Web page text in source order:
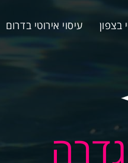
בצפון עיסוי אירוטי בדרום